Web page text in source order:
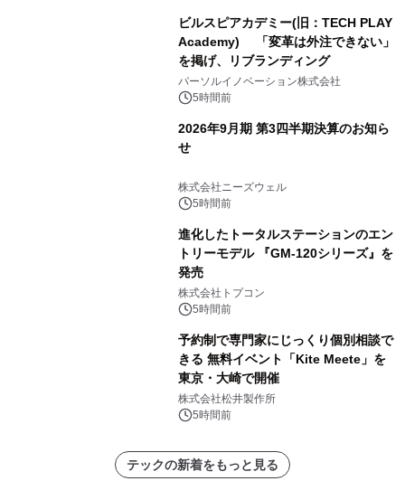
ビルスピアカデミー(旧：TECH PLAY
Academy) 「変革は外注できない」
を掲げ、リブランディング
パーソルイノベーション株式会社
5時間前
2026年9月期 第3四半期決算のお知ら
せ
株式会社ニーズウェル
5時間前
進化したトータルステーションのエン
トリーモデル 『GM-120シリーズ』を
発売
株式会社トプコン
5時間前
予約制で専門家にじっくり個別相談で
きる 無料イベント「Kite Meete」を
東京・大崎で開催
株式会社松井製作所
5時間前
テックの新着をもっと見る